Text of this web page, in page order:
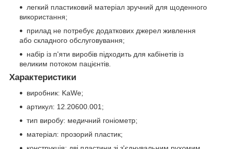
легкий пластиковий матеріал зручний для щоденного
використання;
прилад не потребує додаткових джерел живлення
або складного обслуговування;
набір із п'яти виробів підходить для кабінетів із
великим потоком пацієнтів.
Характеристики
виробник: KaWe;
артикул: 12.20600.001;
тип виробу: медичний гоніометр;
матеріал: прозорий пластик;